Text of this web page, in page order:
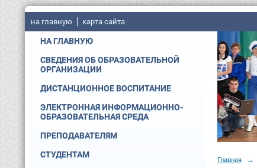
на главную карта сайта
НА ГЛАВНУЮ
СВЕДЕНИЯ ОБ ОБРАЗОВАТЕЛЬНОЙ
ОРГАНИЗАЦИИ
ДИСТАНЦИОННОЕ ВОСПИТАНИЕ
ЭЛЕКТРОННАЯ ИНФОРМАЦИОННО-
ОБРАЗОВАТЕЛЬНАЯ СРЕДА
ПРЕПОДАВАТЕЛЯМ
СТУДЕНТАМ
Главная →